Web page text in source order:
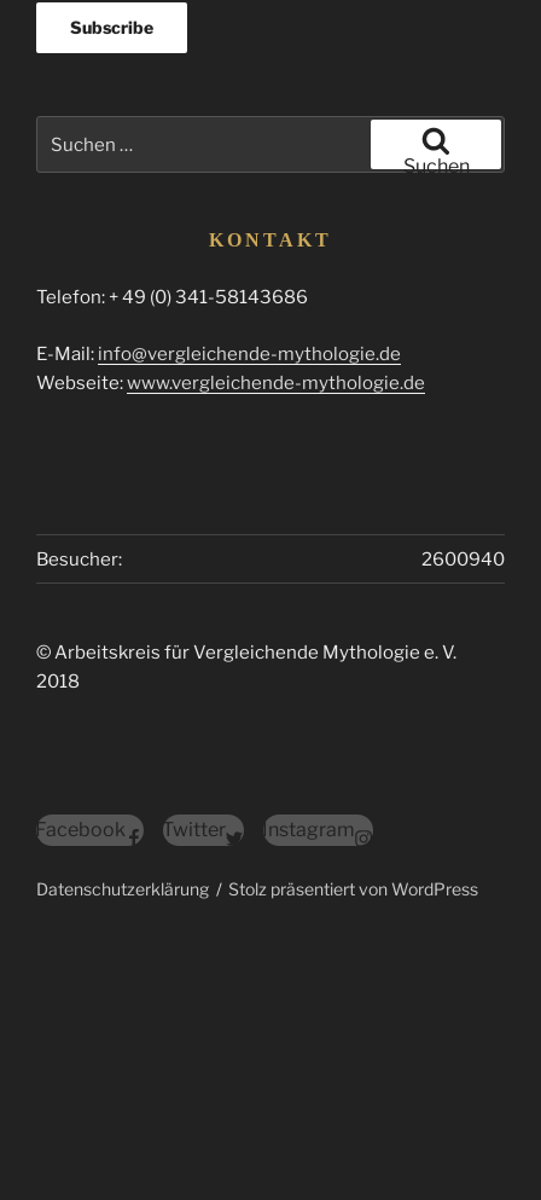
nach:
Suchen
KONTAKT
Telefon: + 49 (0) 341-58143686
E-Mail: info@vergleichende-mythologie.de
Webseite:www.vergleichende-mythologie.de
2600940
Besucher:
© Arbeitskreis für Vergleichende Mythologie e. V.
2018
Facebook Twitter Instagram
Datenschutzerklärung Stolz präsentiert von WordPress